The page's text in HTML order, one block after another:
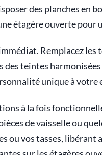
des planches en
étagère ouverte
Remplacez les
teintes
unique à votre
à la fois
de vaisselle ou
ou vos tasses, libérant